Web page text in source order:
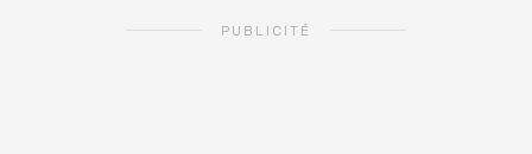
PUBLICITÉ